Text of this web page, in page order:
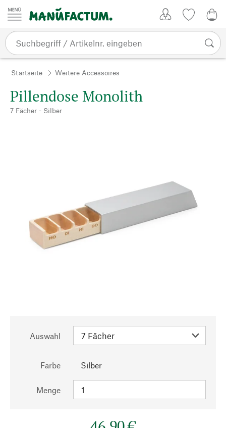
Zum Inhalt springen
Startseite Weitere Accessoires
Pillendose Monolith
7 Fächer - Silber
Auswahl
Farbe Silber
Menge